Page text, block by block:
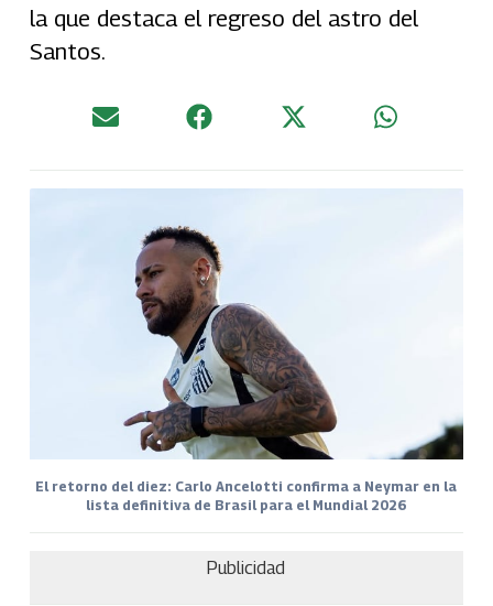
la que destaca el regreso del astro del
Santos.
El retorno del diez: Carlo Ancelotti confirma a Neymar en la
lista definitiva de Brasil para el Mundial 2026
Publicidad